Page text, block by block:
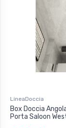
LineaDoccia
Box Doccia
Porta Saloon